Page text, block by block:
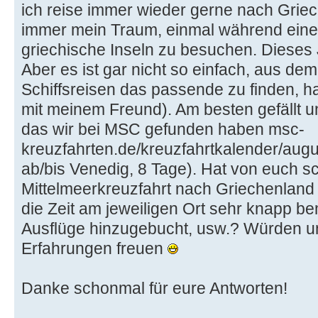
ich reise immer wieder gerne nach
immer mein Traum, einmal während
griechische Inseln zu besuchen.
Aber es ist gar nicht so einfach, aus
Schiffsreisen das passende zu finden,
mit meinem Freund). Am besten gefällt
das wir bei MSC gefunden haben msc-
kreuzfahrten.de/kreuzfahrtkalender/
ab/bis Venedig, 8 Tage). Hat von euch
Mittelmeerkreuzfahrt nach
die Zeit am jeweiligen Ort sehr knapp
Ausflüge hinzugebucht, usw.? Würden
Erfahrungen freuen
Danke schonmal für eure Antworten!